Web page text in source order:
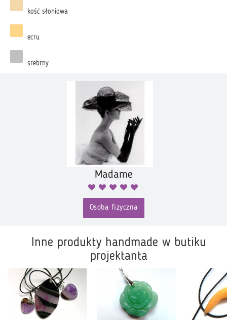
kość słoniowa
ecru
srebrny
Madame
Osoba fizyczna
Inne produkty handmade w butiku
projektanta